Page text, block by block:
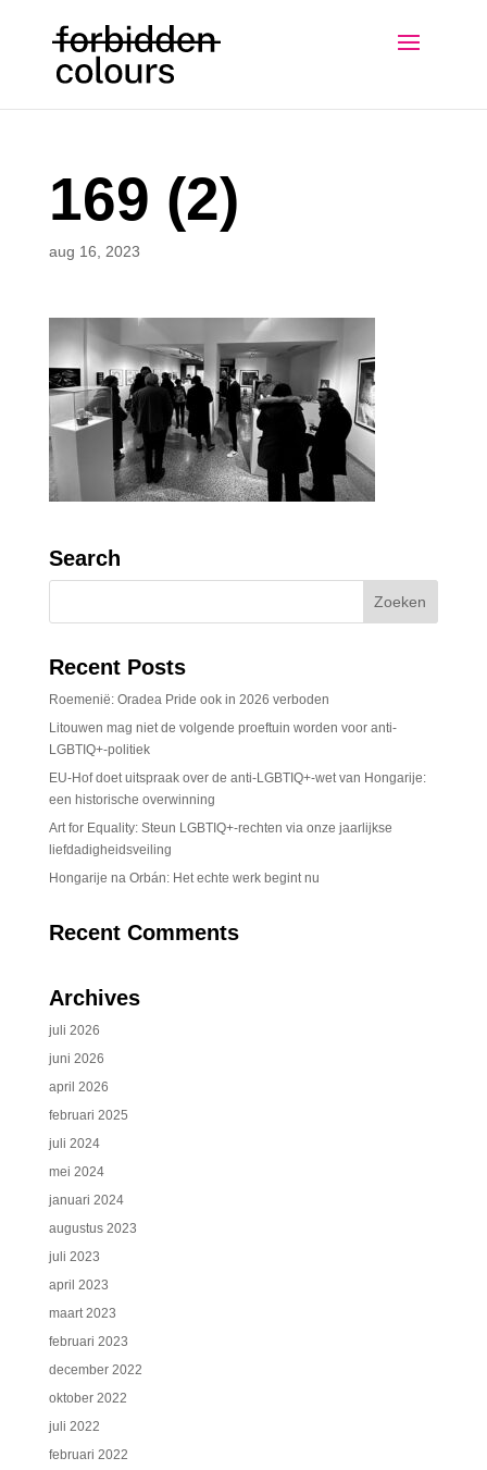
169 (2)
aug 16, 2023
Search
Recent Posts
Roemenië: Oradea Pride ook in 2026 verboden
Litouwen mag niet de volgende proeftuin worden voor anti-
LGBTIQ+-politiek
EU-Hof doet uitspraak over de anti-LGBTIQ+-wet van Hongarije:
een historische overwinning
Art for Equality: Steun LGBTIQ+-rechten via onze jaarlijkse
liefdadigheidsveiling
Hongarije na Orbán: Het echte werk begint nu
Recent Comments
Archives
juli 2026
juni 2026
april 2026
februari 2025
juli 2024
mei 2024
januari 2024
augustus 2023
juli 2023
april 2023
maart 2023
februari 2023
december 2022
oktober 2022
juli 2022
februari 2022